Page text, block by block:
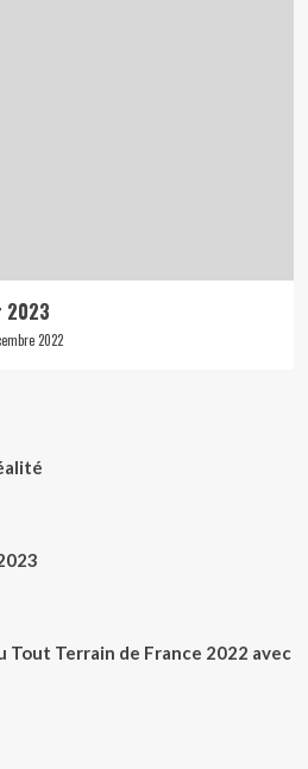
2023
2022
Tout Terrain de France 2022 avec